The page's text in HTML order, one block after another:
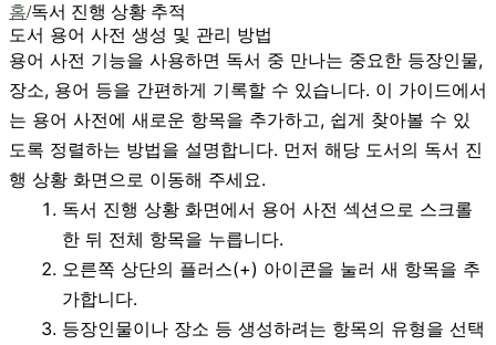
홈/독서 진행 상황 추적
도서 용어 사전 생성 및 관리 방법
용어 사전 기능을 사용하면 독서 중 만나는 중요한 등장인물,
장소, 용어 등을 간편하게 기록할 수 있습니다. 이 가이드에서
는 용어 사전에 새로운 항목을 추가하고, 쉽게 찾아볼 수 있
도록 정렬하는 방법을 설명합니다. 먼저 해당 도서의 독서 진
행 상황 화면으로 이동해 주세요.
독서 진행 상황 화면에서 용어 사전 섹션으로 스크롤
한 뒤 전체 항목을 누릅니다.
오른쪽 상단의 플러스(+) 아이콘을 눌러 새 항목을 추
가합니다.
등장인물이나 장소 등 생성하려는 항목의 유형을 선택